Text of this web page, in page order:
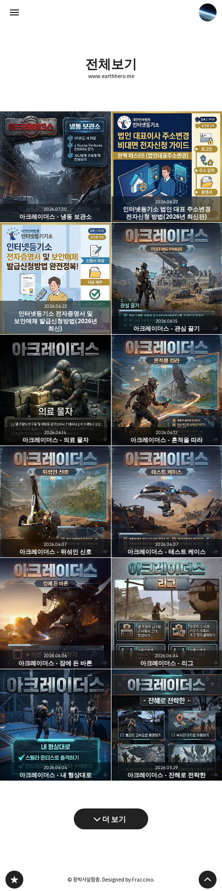
전체보기
www.earthhero.me
아크레이더스 - 냉동 보관소
2026.07.30
인터넷등기소 법인 대표 주소변경
전자신청 방법(2026년 최신판)
2026.06.22
인터넷등기소 전자증명서 및
보안매체 발급신청방법(2026년
최신)
2026.06.22
아크레이더스 - 관심 끌기
2026.06.15
아크레이더스 - 의료 물자
2026.06.14
아크레이더스 - 흔적을 따라
2026.06.12
아크레이더스 - 뒤섞인 신호
2026.06.07
아크레이더스 - 테스트 케이스
2026.06.07
아크레이더스 - 잠에 든 바론
2026.06.06
아크레이더스 - 리그
2026.06.04
아크레이더스 - 내 형상대로
2026.06.04
아크레이더스 - 잔해로 전락한
2026.05.29
더 보기
www.earthhero.me
장박사실험중
© 장박사실험중. Designed by Fraccino.